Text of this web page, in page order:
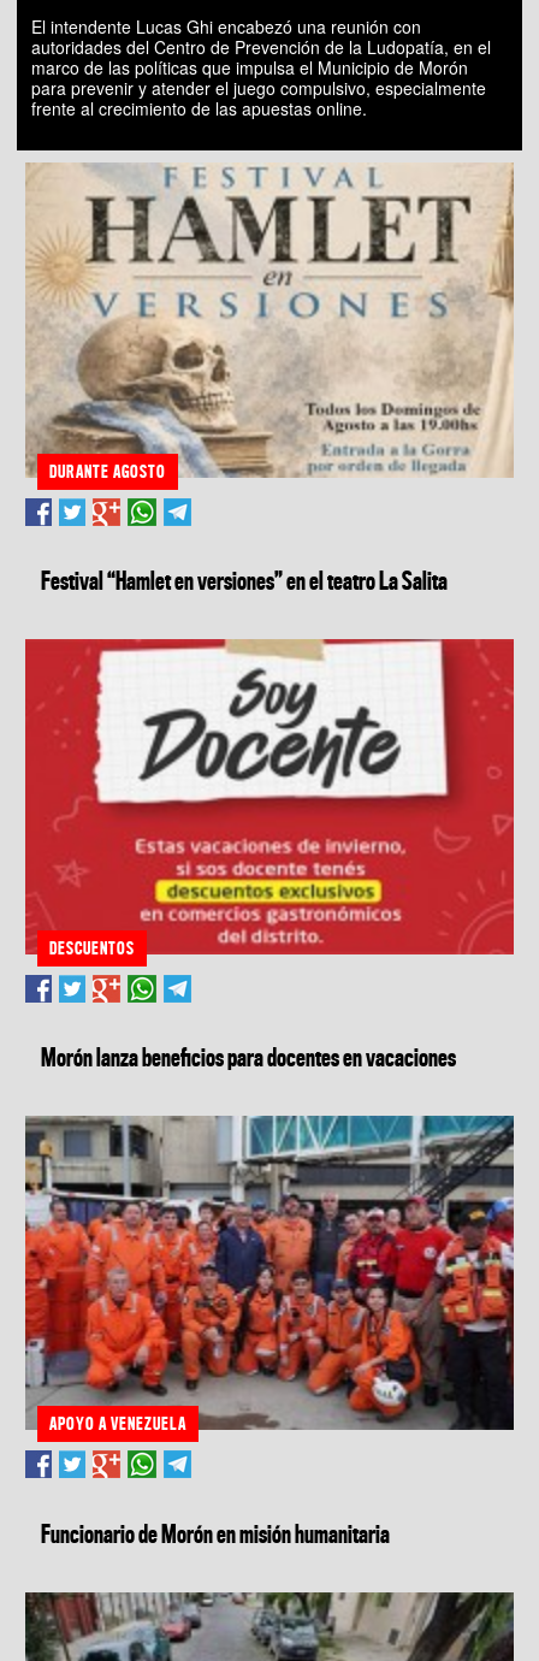
El intendente Lucas Ghi encabezó una reunión con
autoridades del Centro de Prevención de la Ludopatía, en el
marco de las políticas que impulsa el Municipio de Morón
para prevenir y atender el juego compulsivo, especialmente
frente al crecimiento de las apuestas online.
DURANTE AGOSTO
Festival “Hamlet en versiones” en el teatro La Salita
DESCUENTOS
Morón lanza beneficios para docentes en vacaciones
APOYO A VENEZUELA
Funcionario de Morón en misión humanitaria